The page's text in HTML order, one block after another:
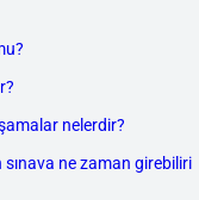
nelerdir?
sınava ne zaman girebiliri